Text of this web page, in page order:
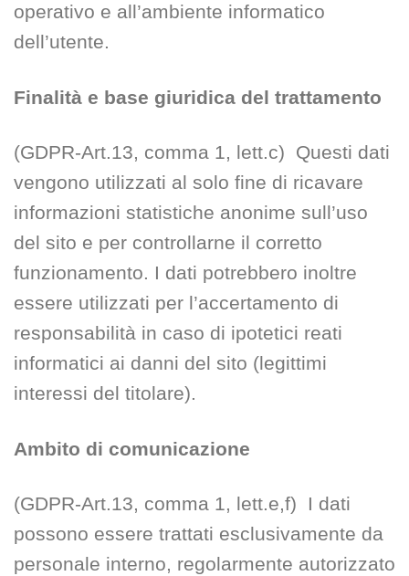
operativo e all’ambiente informatico
dell’utente.
Finalità e base giuridica del trattamento
(GDPR-Art.13, comma 1, lett.c) Questi dati
vengono utilizzati al solo fine di ricavare
informazioni statistiche anonime sull’uso
del sito e per controllarne il corretto
funzionamento. I dati potrebbero inoltre
essere utilizzati per l’accertamento di
responsabilità in caso di ipotetici reati
informatici ai danni del sito (legittimi
interessi del titolare).
Ambito di comunicazione
(GDPR-Art.13, comma 1, lett.e,f) I dati
possono essere trattati esclusivamente da
personale interno, regolarmente autorizzato